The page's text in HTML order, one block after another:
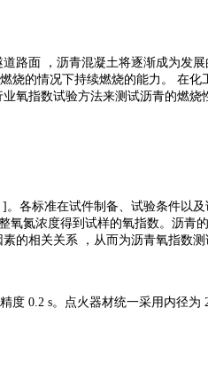
路面 ，沥青混凝土将逐渐成为发
烧的情况下持续燃烧的能力。 在化
氧指数试验方法来测试沥青的燃烧
各标准在试件制备、试验条件以
氧氮浓度得到试样的氧指数。沥青
的相关关系 ，从而为沥青氧指数测
度 0.2 s。点火器材统一采用内径为